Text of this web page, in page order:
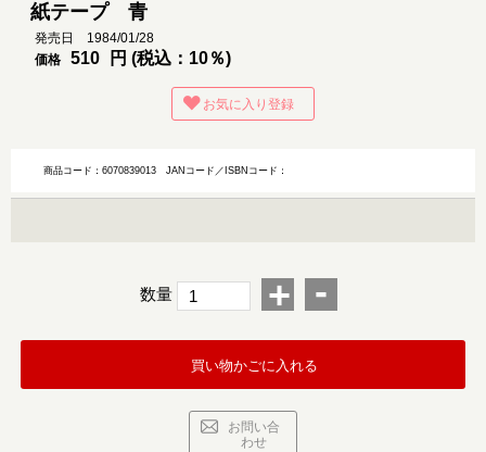
紙テープ 青
発売日 1984/01/28
価格
510 円 (税込：10％)
お気に入り登録
商品コード：6070839013JANコード／ISBNコード：
数量 + -
買い物かごに入れる
お問い合
わせ